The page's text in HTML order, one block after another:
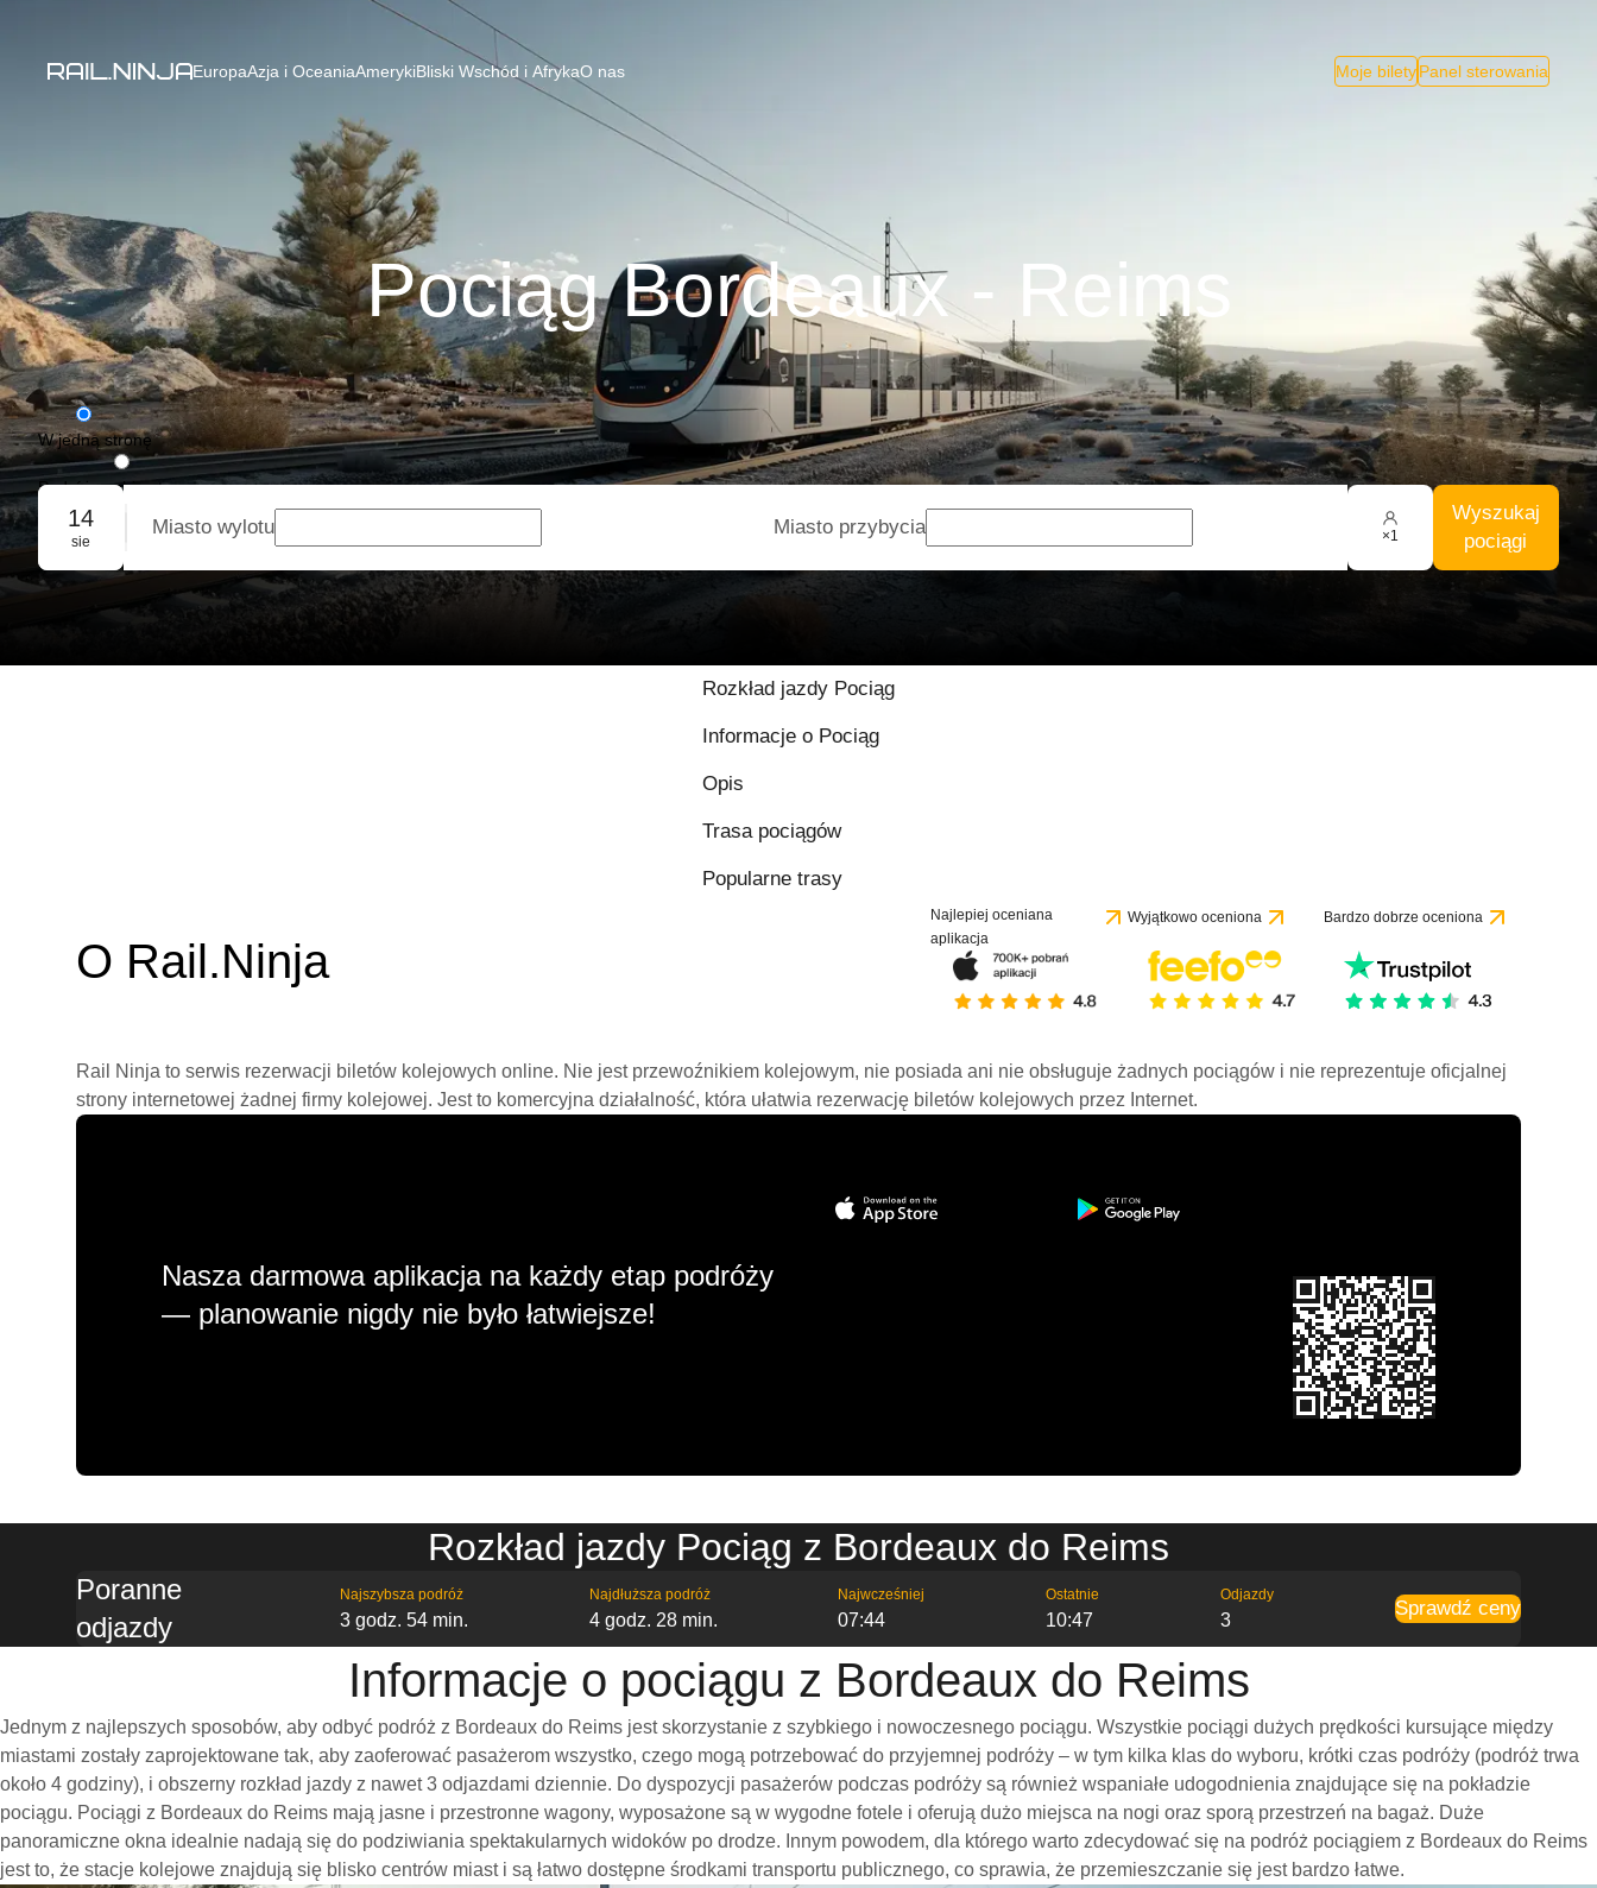
EuropaAzja i OceaniaAmerykiBliski Wschód i AfrykaO nas Moje biletyPanel sterowania
Pociąg Bordeaux - Reims
W jedną stronę
Podróż w obie strony
Rezerwacja grupowa
14
sie
Miasto wylotu Miasto przybycia ×1
Wyszukaj
pociągi
Rozkład jazdy Pociąg
Informacje o Pociąg
Opis
Trasa pociągów
Popularne trasy
O Rail.Ninja
Najlepiej oceniana
aplikacja
Wyjątkowo oceniona Bardzo dobrze oceniona
Rail Ninja to serwis rezerwacji biletów kolejowych online. Nie jest przewoźnikiem kolejowym, nie posiada ani nie obsługuje żadnych pociągów i nie reprezentuje oficjalnej
strony internetowej żadnej firmy kolejowej. Jest to komercyjna działalność, która ułatwia rezerwację biletów kolejowych przez Internet.
Nasza darmowa aplikacja na każdy etap podróży
— planowanie nigdy nie było łatwiejsze!
Rozkład jazdy Pociąg z Bordeaux do Reims
Poranne
odjazdy
Najszybsza podróż
3 godz. 54 min.
Najdłuższa podróż
4 godz. 28 min.
Najwcześniej
07:44
Ostatnie
10:47
Odjazdy
3
Sprawdź ceny
Informacje o pociągu z Bordeaux do Reims
Jednym z najlepszych sposobów, aby odbyć podróż z Bordeaux do Reims jest skorzystanie z szybkiego i nowoczesnego pociągu. Wszystkie pociągi dużych prędkości kursujące między
miastami zostały zaprojektowane tak, aby zaoferować pasażerom wszystko, czego mogą potrzebować do przyjemnej podróży – w tym kilka klas do wyboru, krótki czas podróży (podróż trwa
około 4 godziny), i obszerny rozkład jazdy z nawet 3 odjazdami dziennie. Do dyspozycji pasażerów podczas podróży są również wspaniałe udogodnienia znajdujące się na pokładzie
pociągu. Pociągi z Bordeaux do Reims mają jasne i przestronne wagony, wyposażone są w wygodne fotele i oferują dużo miejsca na nogi oraz sporą przestrzeń na bagaż. Duże
panoramiczne okna idealnie nadają się do podziwiania spektakularnych widoków po drodze. Innym powodem, dla którego warto zdecydować się na podróż pociągiem z Bordeaux do Reims
jest to, że stacje kolejowe znajdują się blisko centrów miast i są łatwo dostępne środkami transportu publicznego, co sprawia, że przemieszczanie się jest bardzo łatwe.